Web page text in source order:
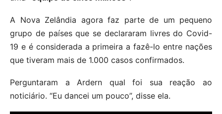
A Nova Zelândia agora faz parte de um pequeno
grupo de países que se declararam livres do Covid-
19 e é considerada a primeira a fazê-lo entre nações
que tiveram mais de 1.000 casos confirmados.
Perguntaram a Ardern qual foi sua reação ao
noticiário. “Eu dancei um pouco”, disse ela.